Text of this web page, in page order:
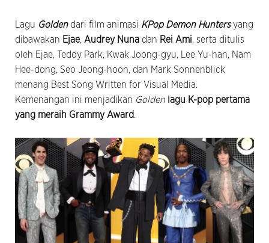
Lagu Goldendari film animasi KPop Demon Huntersyang
dibawakan Ejae, Audrey Nuna dan Rei Ami, serta ditulis
oleh Ejae, Teddy Park, Kwak Joong-gyu, Lee Yu-han, Nam
Hee-dong, Seo Jeong-hoon, dan Mark Sonnenblick
menang Best Song Written for Visual Media.
Kemenangan ini menjadikan Golden lagu K-pop pertama
yang meraih Grammy Award.